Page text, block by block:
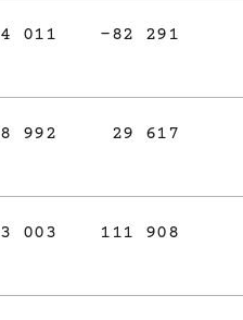
011 -82 291
992 29 617
003 111 908